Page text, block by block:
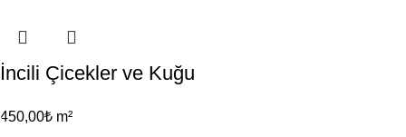
İncili Çicekler ve Kuğu
450,00₺ m²